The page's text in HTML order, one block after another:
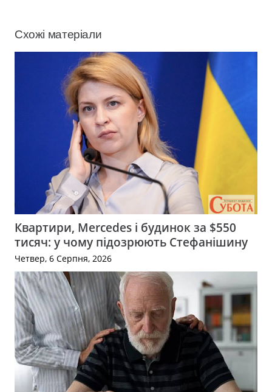
Схожі матеріали
Квартири, Mercedes і будинок за $550
тисяч: у чому підозрюють Стефанішину
Четвер, 6 Серпня, 2026